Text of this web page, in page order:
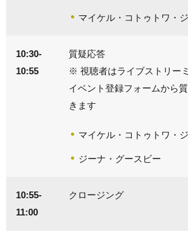
マイケル・コトゥトワ・
10:30-
10:55
質疑応答
※ 視聴者はライブストリー
イベント登録フォームから
きます
マイケル・コトゥトワ・
ジーナ・グースビー
10:55-
11:00
クロージング